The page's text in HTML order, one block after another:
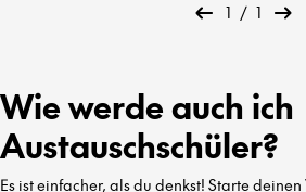
1 / 1
Wie werde auch ich
Austauschschüler?
Es ist einfacher, als du denkst! Starte